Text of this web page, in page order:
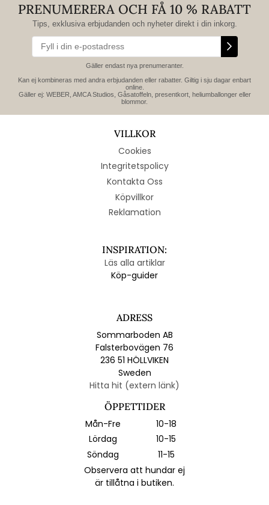
PRENUMERERA OCH FÅ 10 % RABATT
Tips, exklusiva erbjudanden och nyheter direkt i din inkorg.
Gäller endast nya prenumeranter.
Kan ej kombineras med andra erbjudanden eller rabatter. Giltig i sju dagar enbart
online.
Gäller ej: WEBER, AMCA Studios, Gåsatoffeln, presentkort, heliumballonger eller
blommor.
VILLKOR
Cookies
Integritetspolicy
Kontakta Oss
Köpvillkor
Reklamation
INSPIRATION:
Läs alla artiklar
Köp-guider
ADRESS
Sommarboden AB
Falsterbovägen 76
236 51 HÖLLVIKEN
Sweden
Hitta hit (extern länk)
ÖPPETTIDER
Mån-Fre
10-18
Lördag
10-15
Söndag
11-15
Observera att hundar ej
är tillåtna i butiken.